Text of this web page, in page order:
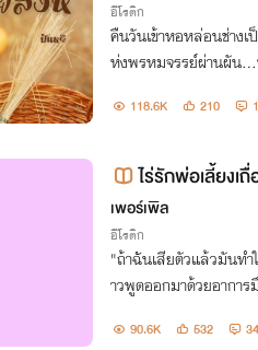
อีโรติก
คืนวันเข้าหอหล่อนช่าง
ห่งพรหมจรรย์ผ่านผัน
118.6K 210
ไร่รักพ่อเลี้ยงเ
เพอร์เพิล
อีโรติก
"ถ้าฉันเสียตัวแล้วมัน
าวพูดออกมาด้วยอาการ
กจนกายบอบบางเปลือย
90.6K 532